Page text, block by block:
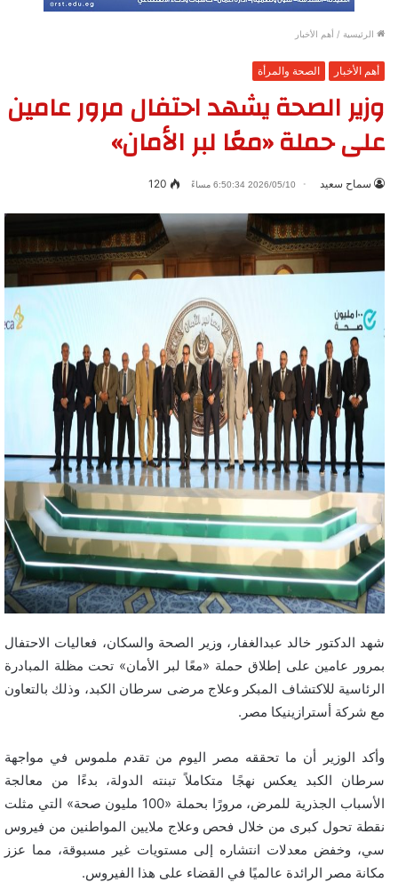
الرئيسية / أهم الأخبار
أهم الأخبار الصحة والمرأة
وزير الصحة يشهد احتفال مرور عامين
على حملة «معًا لبر الأمان»
سماح سعيد 2026/05/10 6:50:34 مساءً 120
شهد الدكتور خالد عبدالغفار، وزير الصحة والسكان، فعاليات الاحتفال
بمرور عامين على إطلاق حملة «معًا لبر الأمان» تحت مظلة المبادرة
الرئاسية للاكتشاف المبكر وعلاج مرضى سرطان الكبد، وذلك بالتعاون
مع شركة أسترازينيكا مصر.
وأكد الوزير أن ما تحققه مصر اليوم من تقدم ملموس في مواجهة
سرطان الكبد يعكس نهجًا متكاملاً تبنته الدولة، بدءًا من معالجة
الأسباب الجذرية للمرض، مرورًا بحملة «100 مليون صحة» التي مثلت
نقطة تحول كبرى من خلال فحص وعلاج ملايين المواطنين من فيروس
سي، وخفض معدلات انتشاره إلى مستويات غير مسبوقة، مما عزز
مكانة مصر الرائدة عالميًا في القضاء على هذا الفيروس.